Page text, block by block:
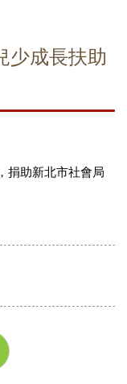
少成長扶助
捐助新北市社會局